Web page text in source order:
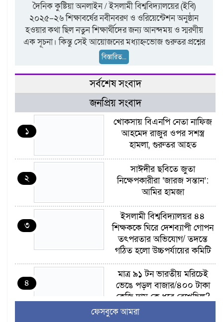
দৈনিক কুষ্টিয়া অনলাইন / ইসলামী বিশ্ববিদ্যালয়ের (ইবি)
২০২৫–২৬ শিক্ষাবর্ষের নবীনবরণ ও ওরিয়েন্টেশন অনুষ্ঠান
হওয়ার কথা ছিল নতুন শিক্ষার্থীদের জন্য আনন্দময় ও স্মরণীয়
এক সূচনা। কিন্তু সেই আয়োজনের মধ্যাহ্নভোজ গুরুতর প্রশ্নের
বিস্তারিত...
সর্বশেষ সংবাদ
জনপ্রিয় সংবাদ
১
খোকসায় বিএনপি নেতা নাফিজ
আহমেদ রাজুর ওপর সশস্ত্র
হামলা, গুরুতর আহত
২
সাঈদীর ছবিতে জুতা
নিক্ষেপকারীরা ‘জারজ সন্তান’:
আমির হামজা
৩
ইসলামী বিশ্ববিদ্যালয়র ৪৪
শিক্ষককে ঘিরে দেশব্যাপী গোপন
তৎপরতার অভিযোগ/ তদন্তে
গঠিত হলো উচ্চপর্যায়ের কমিটি
৪
মাত্র ৯১ টন ভারতীয় মরিচেই
ভেঙে পড়ল বাজার/৪০০ টাকা
কেজি দাম কে ধরে রেখেছিল?
ফেসবুকে আমরা